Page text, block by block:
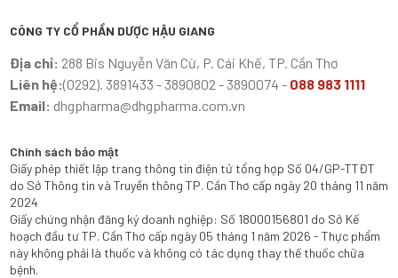
CÔNG TY CỔ PHẦN DƯỢC HẬU GIANG
Địa chỉ: 288 Bis Nguyễn Văn Cừ, P. Cái Khế, TP. Cần Thơ
Liên hệ:(0292). 3891433 - 3890802 - 3890074 - 088 983 1111
Email: dhgpharma@dhgpharma.com.vn
Chính sách bảo mật
Giấy phép thiết lập trang thông tin điện tử tổng hợp Số 04/GP-TTĐT
do Sở Thông tin và Truyền thông TP. Cần Thơ cấp ngày 20 tháng 11 năm
2024
Giấy chứng nhận đăng ký doanh nghiệp: Số 18000156801 do Sở Kế
hoạch đầu tư TP. Cần Thơ cấp ngày 05 tháng 1 năm 2026 - Thực phẩm
này không phải là thuốc và không có tác dụng thay thế thuốc chữa
bệnh.